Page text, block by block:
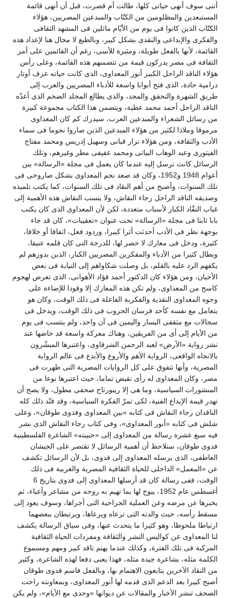
أننى سوف أنهى حياتى كلها، طالت أم قصرت، قبل أن أنهى قائمة
المستبعدين والمظلومين من الكتّاب والمبدعين المصريين، هؤلاء
الكتّاب الذين كانوا فى يوم من الأيّام ماثلين فى المشهد الثقافى
والفكرى والإبداعى والنقدى بشكل كبير، وبالطبع لا مجال هنا لإعداد هذه
القائمة، لأنها بالفعل طويلة، ومثيرة للأسى، رغم أن القائمين على أمر
الثقافة فى مصر يدركون قيمة من تتضمنهم هذه القائمة، وعلى رأس
هؤلاء الناقد الراحل الكبير أنور المعداوى، الذى كانت حياته عزف أوتار
درامية حادة، الذى فتح أبوابا واسعة للأدباء المصريين والعرب إلى
طريق الشهرة والتحقق والمجد، والذى يطالع المجلد الضخم الذى أعدّه
الناقد الراحل أحمد محمد عطية، ويتضمن هذا الكتاب مجموعة كبيرة
من رسائل الشعراء والمبدعين العرب، سيدرك كم كان المعداوى
مرموقا وملاذا لكثير من هؤلاء المبدعين الذين صاروا نجوما فى سماء
الأدب والثقافة، ومن هؤلاء نزار قبانى وسهيل إدريس ومحمد مفتاح
الفيتورى وعبد الوهاب البياتى ومحمد عفيفى مطر وغيرهم، وتلك
الرسائل كانت ترسل إليه عندما كان يعمل فى مجلة «الرسالة» بين
أعوام 1948 و1952، وكان قد صعد نجم المعداوى بشكل صاروخى فى
تلك السنوات، وأصبح من أهم النقاد فى تلك السنوات، كما يكتب تلميذه
وصديقه الناقد الراحل رجاء النقاش، ولا ينسب النقاش هذه الأهمية إلى
غياب النقّاد الكبار لأسباب متعددة، لكن لأن المعداوى الذى كان يكتب
بابا ثابتا فى مجلة «الرسالة» تحت عنوان «تعقيبات»، كان قد جاء
بوجهة نظر فى الأدب أحدثت أثرا كبيرا، وردود فعل، اتفاقا أو خلافا،
كثيرة، ودخل فى معارك لا حصر لها، للدرجة التى كان قلمه عنيفا،
ويطال كثيرا من الأدباء والمفكرين المصريين الكبار، الذين بدورهم لم
يكفهم الرد عليه بالقلم، بل وصلت شكاواهم إلى النيابة فى بعض
الأحيان، ومن هؤلاء كان الدكتور أحمد فؤاد الأهوانى، الذى تعرض لهجوم
كاسح من المعداوى، ولم تكن هذه المعارك إلا وقودا للإضاءة على
وجوه المعداوى النقدية والفكرية الفاعلة فى ذلك الوقت، وكان هو
يتعامل مع نفسه كأحد فرسان الحروب فى ذلك الوقت، ويدخل فى
سجالات مع مثقفى اليسار واليمين فى آن واحد، ولم ينتسب فى يوم
من الأيام إلى أى من الفريقين، وهناك معركة واسعة قد خاضها عند
نشر رواية «الأرض» لعبد الرحمن الشرقاوى، واعتبرها المبشّرون
بالاتجاه الواقعى، الرواية الأهم والأروع والأبدع فى عالم الرواية
المصرية، وأنها تتفوق على كل الروايات المصرية التى ظهرت فى
مصر، وكان المعداوى له رأى نقيض تماما، حيث اعتبرها نوعا من
المنشورات السياسية، وما هى إلا ريبورتاج صحفى مطول، ولا يصح أن
تهدر قيمة الإبداع الفنية، لكى تمرّ الفكرة السياسية، وقد فنّد ذلك كله
الناقدان رجاء النقاش فى كتابه «بين المعداوى وفدوى طوقان»، وعلى
شلش فى كتابه «أنور المعداوى»، وفى كتاب رجاء النقاش الذى نشر
فيه سبع عشرة رسالة من المعداوى إلى «حبيبته» الشاعرة الفلسطينية
فدوى طوقان، سنلاحظ أن أهمية الرسائل لا تقتصر على الجيشان
العاطفى، الذى يرسله المعداوى إلى فدوى، بل لأن الرسائل تكشف
عن «المعمل» الداخلى للحياة الثقافية المصرية والعربية فى ذلك
الوقت، ففى رسالة كان قد أرسلها المعداوى إلى فدوى بتاريخ 6
أغسطس عام 1952، يبوح لها بما تهيم به روحه من مشاعر وأعباء، ثم
يخبرها عن مرضه وعن العملية الجراحية التى أجراها، وسوف يعود إلى
مسقط رأسه، حيث والدته التى ترعاه ويرعاها، ويرتبطان ببعضهما
ارتباطا ملحوظا، وهو كثيرا ما يتحدث عنها، وفى سياق الرسالة يكشف
لنا المعداوى عن كواليس النشر والثقافة ومفردات الحياة الثقافية
المركبة فى تلك الفترة، وكذلك عندما يهتم ناقد كبير ومهم ومسموع
الكلمة مثله، بشاعرة جيدة مثله، فهذا يعنى دفعا لهذه الشاعرة، وكثير
من النقاد الآخرين يتابعون الاهتمام بها، وبالفعل فاسم فدوى طوقان
أصبح كبيرا بعد الدعم الذى قدمه لها أنور المعداوى، وبمعاونته راحت
الصحف تنشر الأخبار والمقالات عن ديوانها «وحدى مع الأيام»، ولم يكن